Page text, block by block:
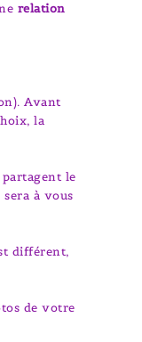
relation
Avant
la
le
à vous
différent,
de votre